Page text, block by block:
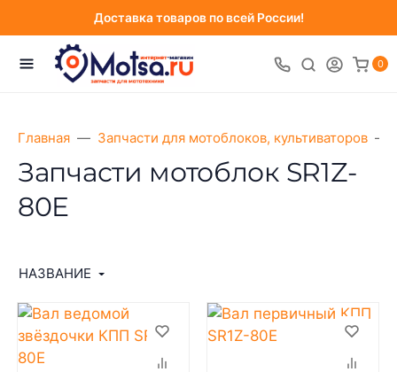
Доставка товаров по всей России!
0
Главная Запчасти для мотоблоков, культиваторов
Запчасти мотоблок SR1Z-
80E
НАЗВАНИЕ